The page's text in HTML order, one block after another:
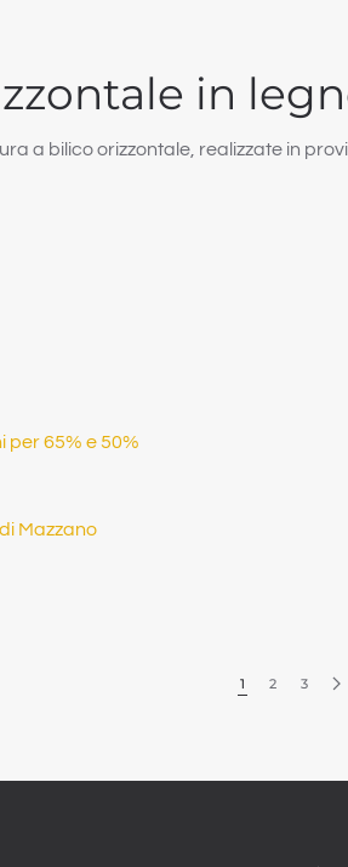
in
a bilico orizzontale, realizzate in
per 65% e 50%
Mazzano
1 2 3